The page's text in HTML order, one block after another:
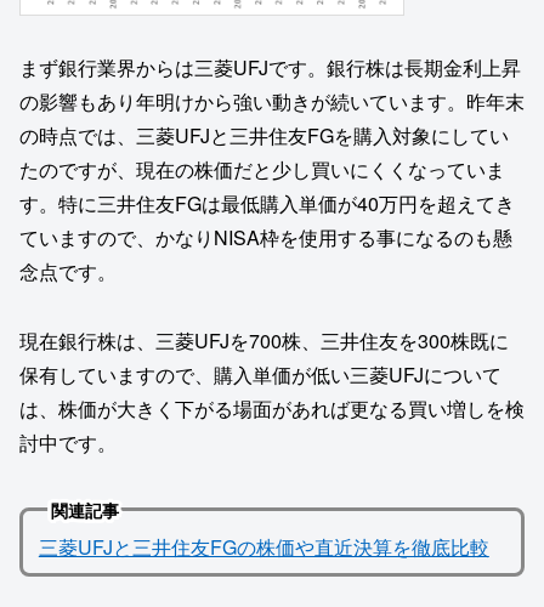
まず銀行業界からは三菱UFJです。銀行株は長期金利上昇
の影響もあり年明けから強い動きが続いています。昨年末
の時点では、三菱UFJと三井住友FGを購入対象にしてい
たのですが、現在の株価だと少し買いにくくなっていま
す。特に三井住友FGは最低購入単価が40万円を超えてき
ていますので、かなりNISA枠を使用する事になるのも懸
念点です。
現在銀行株は、三菱UFJを700株、三井住友を300株既に
保有していますので、購入単価が低い三菱UFJについて
は、株価が大きく下がる場面があれば更なる買い増しを検
討中です。
関連記事
三菱UFJと三井住友FGの株価や直近決算を徹底比較